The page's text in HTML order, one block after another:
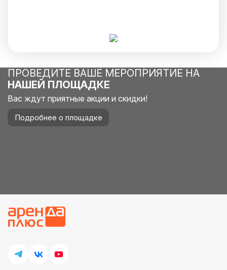
ПРОВЕДИТЕ ВАШЕ МЕРОПРИЯТИЕ НА
НАШЕЙ ПЛОЩАДКЕ
Вас ждут приятные акции и скидки!
Подробнее о площадке